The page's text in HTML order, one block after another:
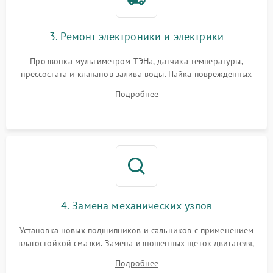
3. Ремонт электроники и электрики
Прозвонка мультиметром ТЭНа, датчика температуры,
прессостата и клапанов залива воды. Пайка поврежденных
Восстановление целостности проводки и контактов.
Подробнее
4. Замена механических узлов
Установка новых подшипников и сальников с применением
влагостойкой смазки. Замена изношенных щеток двигателя,
или поврежденной резиновой манжеты.
Подробнее